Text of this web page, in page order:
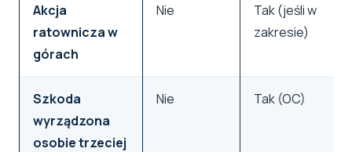
Akcja
ratownicza w
górach
Nie
Tak (jeśli w
zakresie)
Szkoda
wyrządzona
osobie trzeciej
Nie Tak (OC)